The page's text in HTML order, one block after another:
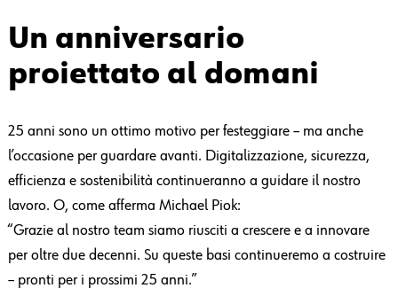
Un anniversario
proiettato al domani
25 anni sono un ottimo motivo per festeggiare – ma anche
l’occasione per guardare avanti. Digitalizzazione, sicurezza,
efficienza e sostenibilità continueranno a guidare il nostro
lavoro. O, come afferma Michael Piok:
“Grazie al nostro team siamo riusciti a crescere e a innovare
per oltre due decenni. Su queste basi continueremo a costruire
– pronti per i prossimi 25 anni.”